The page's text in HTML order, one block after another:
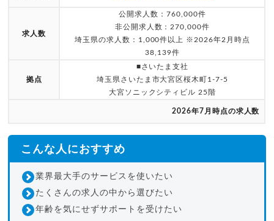
求人数
公開求人数：760,000件
非公開求人数：270,000件
埼玉県の求人数：1,000件以上 ※2026年2月時点
38,139件
拠点
■さいたま支社
埼玉県さいたま市大宮区桜木町1-7-5
大宮ソニックシティビル 25階
2026年7月時点の求人数
こんな人におすすめ
業界最大手のサービスを使いたい
たくさんの求人の中から選びたい
年齢を気にせずサポートを受けたい